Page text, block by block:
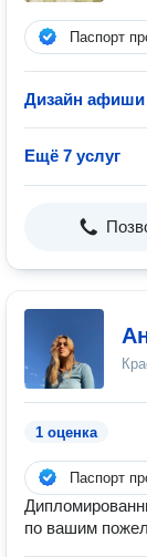
Паспорт
Дизайн афиши
Ещё 7 услуг
1 оценка
Паспорт
по вашим